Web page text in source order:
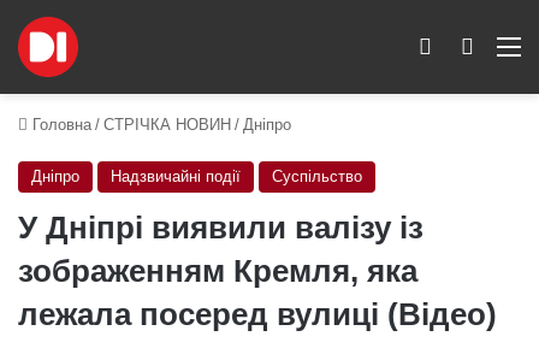
Пошук
Switch skin
Головна / СТРІЧКА НОВИН / Дніпро
Дніпро Надзвичайні події Суспільство
У Дніпрі виявили валізу із
зображенням Кремля, яка
лежала посеред вулиці (Відео)